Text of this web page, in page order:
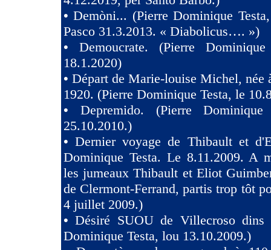
•Demòni... (Pierre Dominique
Pasco 31.3.2013. « Diabolicus…. »)
• Demoucrate. (Pierre
18.1.2020)
• Départ de Marie-louise Michel, née
1920. (Pierre Dominique Testa, le
• Depremido. (Pierre
25.10.2010.)
•Dernier voyage de Thibault et
Dominique Testa. Le 8.11.2009. A
les jumeaux Thibault et Eliot
de Clermont-Ferrand, partis trop tôt
4 juillet 2009.)
•Désiré SUOU de Villecroso dins
Dominique Testa, lou 13.10.2009.)